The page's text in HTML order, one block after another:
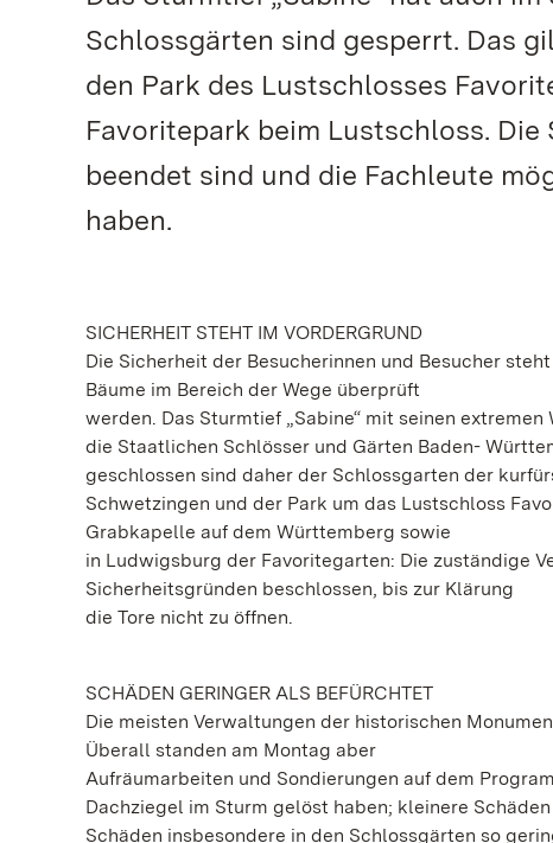
Schlossgärten sind gesperrt. Das
den Park des Lustschlosses
Favoritepark beim Lustschloss.
beendet sind und die Fachleute
haben.
SICHERHEIT STEHT IM VORDERGRUND
Die Sicherheit der Besucherinnen und Besucher
Bäume im Bereich der Wege überprüft
werden. Das Sturmtief „Sabine“ mit seinen
die Staatlichen Schlösser und Gärten Baden-
geschlossen sind daher der Schlossgarten der
Schwetzingen und der Park um das Lustschloss
Grabkapelle auf dem Württemberg sowie
in Ludwigsburg der Favoritegarten: Die zuständige
Sicherheitsgründen beschlossen, bis zur Klärung
die Tore nicht zu öffnen.
SCHÄDEN GERINGER ALS BEFÜRCHTET
Die meisten Verwaltungen der historischen
Überall standen am Montag aber
Aufräumarbeiten und Sondierungen auf dem
Dachziegel im Sturm gelöst haben; kleinere
Schäden insbesondere in den Schlossgärten so